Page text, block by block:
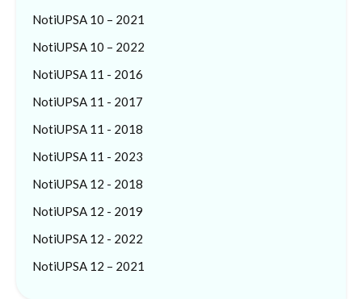
NotiUPSA 10 – 2021
NotiUPSA 10 – 2022
NotiUPSA 11 - 2016
NotiUPSA 11 - 2017
NotiUPSA 11 - 2018
NotiUPSA 11 - 2023
NotiUPSA 12 - 2018
NotiUPSA 12 - 2019
NotiUPSA 12 - 2022
NotiUPSA 12 – 2021